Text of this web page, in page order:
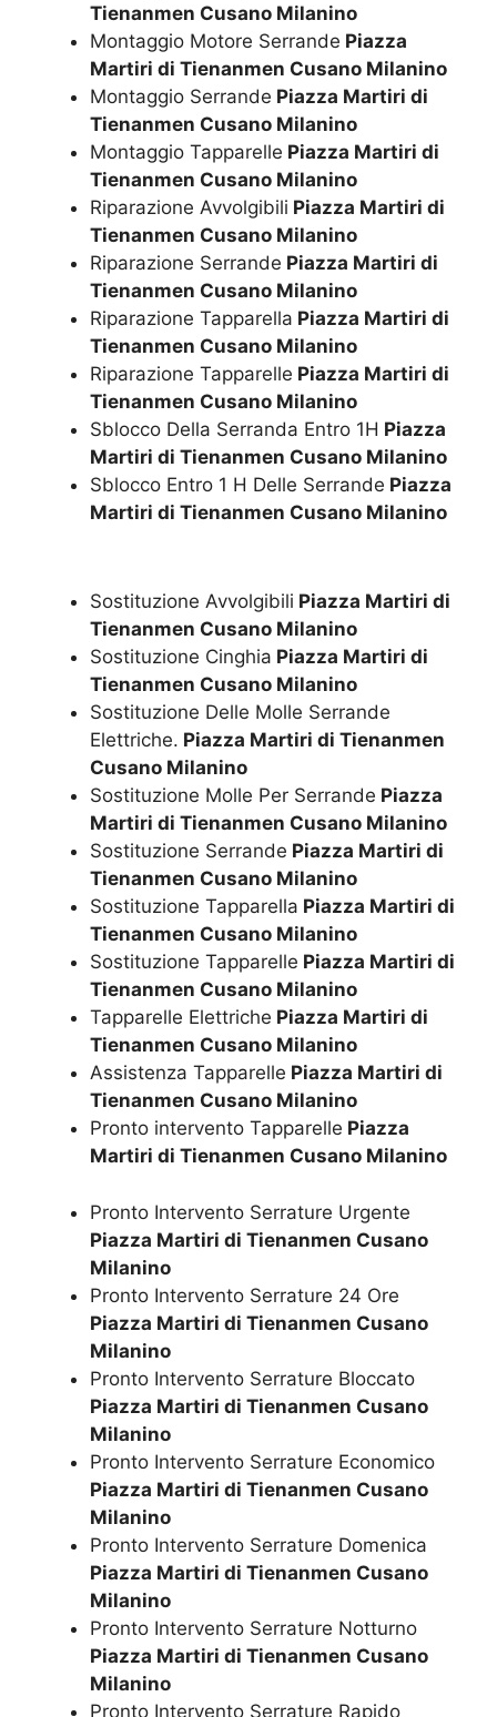
Tienanmen Cusano Milanino
Montaggio Motore Serrande Piazza
Martiri di Tienanmen Cusano Milanino
Montaggio Serrande Piazza Martiri di
Tienanmen Cusano Milanino
Montaggio Tapparelle Piazza Martiri di
Tienanmen Cusano Milanino
Riparazione Avvolgibili Piazza Martiri di
Tienanmen Cusano Milanino
Riparazione Serrande Piazza Martiri di
Tienanmen Cusano Milanino
Riparazione Tapparella Piazza Martiri di
Tienanmen Cusano Milanino
Riparazione Tapparelle Piazza Martiri di
Tienanmen Cusano Milanino
Sblocco Della Serranda Entro 1H Piazza
Martiri di Tienanmen Cusano Milanino
Sblocco Entro 1 H Delle Serrande Piazza
Martiri di Tienanmen Cusano Milanino
Sostituzione Avvolgibili Piazza Martiri di
Tienanmen Cusano Milanino
Sostituzione Cinghia Piazza Martiri di
Tienanmen Cusano Milanino
Sostituzione Delle Molle Serrande
Elettriche. Piazza Martiri di Tienanmen
Cusano Milanino
Sostituzione Molle Per Serrande Piazza
Martiri di Tienanmen Cusano Milanino
Sostituzione Serrande Piazza Martiri di
Tienanmen Cusano Milanino
Sostituzione Tapparella Piazza Martiri di
Tienanmen Cusano Milanino
Sostituzione Tapparelle Piazza Martiri di
Tienanmen Cusano Milanino
Tapparelle Elettriche Piazza Martiri di
Tienanmen Cusano Milanino
Assistenza Tapparelle Piazza Martiri di
Tienanmen Cusano Milanino
Pronto intervento Tapparelle Piazza
Martiri di Tienanmen Cusano Milanino
Pronto Intervento Serrature Urgente
Piazza Martiri di Tienanmen Cusano
Milanino
Pronto Intervento Serrature 24 Ore
Piazza Martiri di Tienanmen Cusano
Milanino
Pronto Intervento Serrature Bloccato
Piazza Martiri di Tienanmen Cusano
Milanino
Pronto Intervento Serrature Economico
Piazza Martiri di Tienanmen Cusano
Milanino
Pronto Intervento Serrature Domenica
Piazza Martiri di Tienanmen Cusano
Milanino
Pronto Intervento Serrature Notturno
Piazza Martiri di Tienanmen Cusano
Milanino
Pronto Intervento Serrature Rapido